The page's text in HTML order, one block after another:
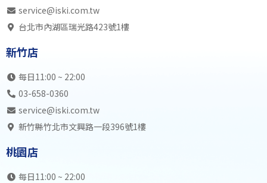
service@iski.com.tw
台北市內湖區瑞光路423號1樓
新竹店
每日11:00 ~ 22:00
03-658-0360
service@iski.com.tw
新竹縣竹北市文興路一段396號1樓
桃園店
每日11:00 ~ 22:00